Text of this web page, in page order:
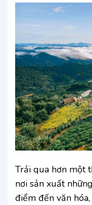
Trải qua hơn một
nơi sản xuất
điểm đến văn